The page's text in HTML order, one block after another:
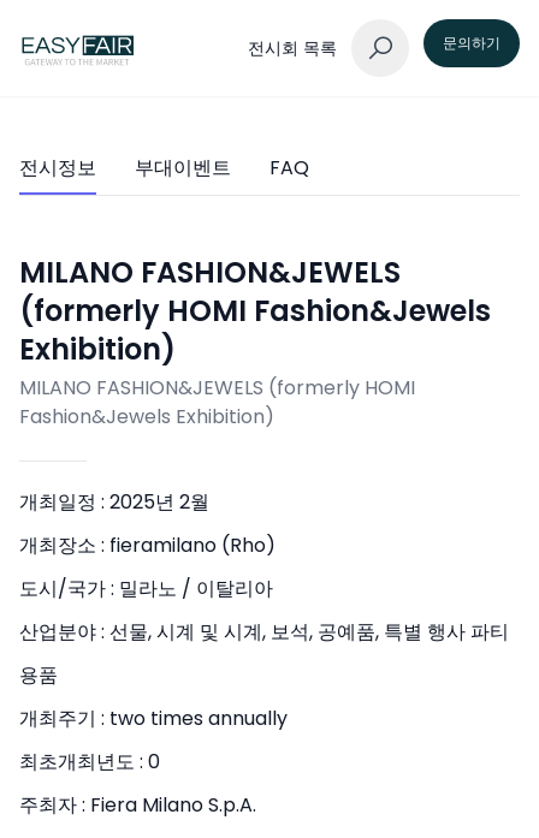
전시회 목록 문의하기
전시정보 부대이벤트 FAQ
MILANO FASHION&JEWELS
(formerly HOMI Fashion&Jewels
Exhibition)
MILANO FASHION&JEWELS (formerly HOMI
Fashion&Jewels Exhibition)
개최일정 : 2025년 2월
개최장소 : fieramilano (Rho)
도시/국가 : 밀라노 / 이탈리아
산업분야 : 선물, 시계 및 시계, 보석, 공예품, 특별 행사 파티
용품
개최주기 : two times annually
최초개최년도 : 0
주최자 : Fiera Milano S.p.A.